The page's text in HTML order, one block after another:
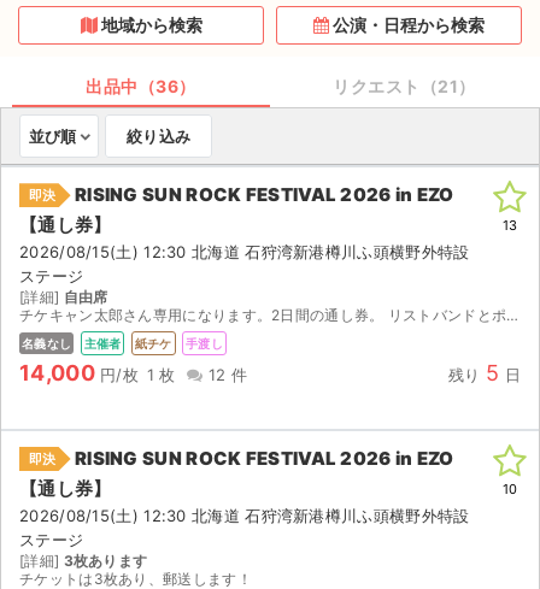
チケットのリクエスト一覧
取扱チケット
ライブ・コンサート（国内）
ライブ・コンサート（海外）
イベント
スポーツ
演劇・ミュージカル
ご利用ガイド
手数料・お支払い方法
AIに質問する
地域から検索 公演・日程から検索
出品中（36） リクエスト（21）
並び順 絞り込み
即決
RISING SUN ROCK FESTIVAL 2026 in EZO
【通し券】
2026/08/15(土) 12:30 北海道 石狩湾新港樽川ふ頭横野外特設
ステージ
[詳細] 自由席
チケキャン太郎さん専用になります。2日間の通し券。 リストバンドとポーチ付きです。 手元にあるのですが１１日までお出かけしていて１２日発送となりますと届かなかったら迷惑かかるので１４日の朝の９...
名義なし 主催者 紙チケ 手渡し
14,000 円/枚 1 枚 12 件 残り 5 日
13
即決
RISING SUN ROCK FESTIVAL 2026 in EZO
【通し券】
2026/08/15(土) 12:30 北海道 石狩湾新港樽川ふ頭横野外特設
ステージ
[詳細] 3枚あります
チケットは3枚あり、郵送します！
10